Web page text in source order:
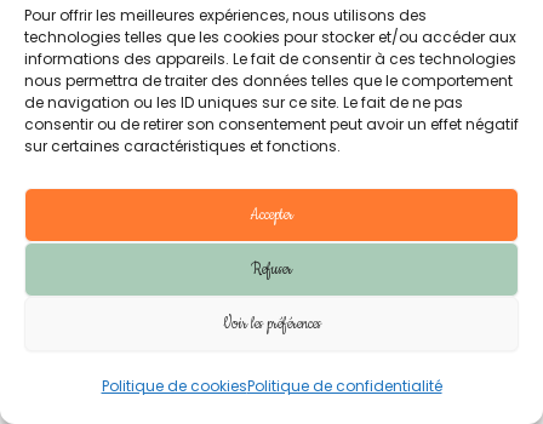
Pour offrir les meilleures expériences, nous utilisons des
technologies telles que les cookies pour stocker et/ou accéder aux
informations des appareils. Le fait de consentir à ces technologies
nous permettra de traiter des données telles que le comportement
de navigation ou les ID uniques sur ce site. Le fait de ne pas
consentir ou de retirer son consentement peut avoir un effet négatif
sur certaines caractéristiques et fonctions.
Accepter
Refuser
Voir les préférences
Politique de cookiesPolitique de confidentialité
Elle durera 6 semaines, réunissant 30
000 ouvriers du textile, soutenus par les
mineurs du Nord. C’est un fait qui
marque l’histoire sociale locale même si
1936 le front populaire